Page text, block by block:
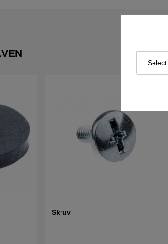
Skruv